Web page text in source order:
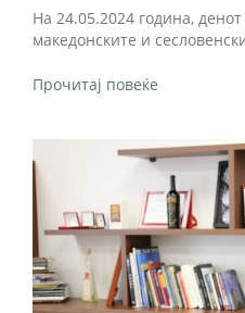
На 24.05.2024 година,
македонските и
Прочитај повеќе